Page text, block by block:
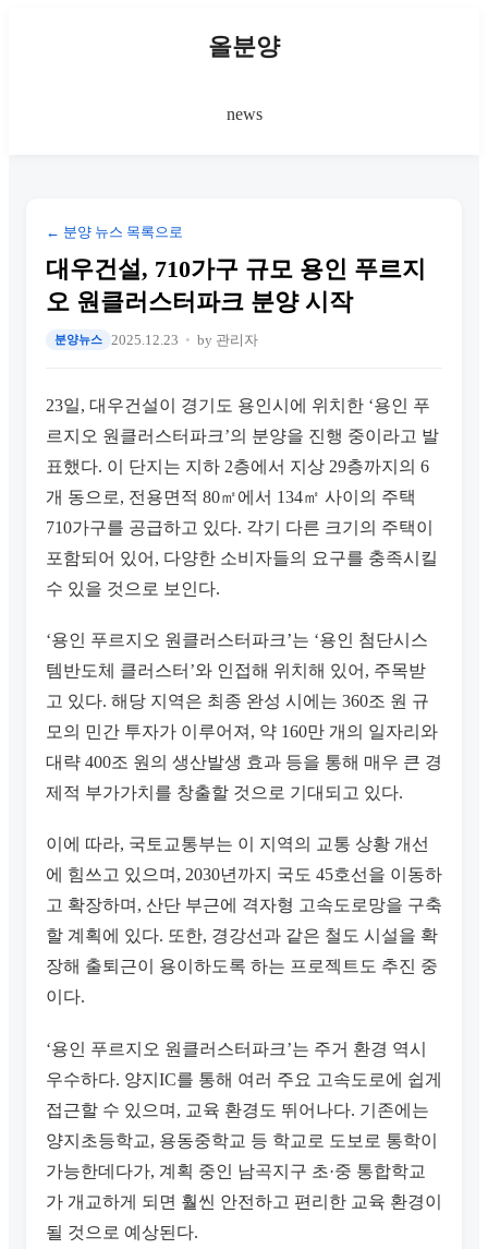
올분양
news
← 분양 뉴스 목록으로
대우건설, 710가구 규모 용인 푸르지
오 원클러스터파크 분양 시작
분양뉴스 2025.12.23 by 관리자
23일, 대우건설이 경기도 용인시에 위치한 ‘용인 푸
르지오 원클러스터파크’의 분양을 진행 중이라고 발
표했다. 이 단지는 지하 2층에서 지상 29층까지의 6
개 동으로, 전용면적 80㎡에서 134㎡ 사이의 주택
710가구를 공급하고 있다. 각기 다른 크기의 주택이
포함되어 있어, 다양한 소비자들의 요구를 충족시킬
수 있을 것으로 보인다.
‘용인 푸르지오 원클러스터파크’는 ‘용인 첨단시스
템반도체 클러스터’와 인접해 위치해 있어, 주목받
고 있다. 해당 지역은 최종 완성 시에는 360조 원 규
모의 민간 투자가 이루어져, 약 160만 개의 일자리와
대략 400조 원의 생산발생 효과 등을 통해 매우 큰 경
제적 부가가치를 창출할 것으로 기대되고 있다.
이에 따라, 국토교통부는 이 지역의 교통 상황 개선
에 힘쓰고 있으며, 2030년까지 국도 45호선을 이동하
고 확장하며, 산단 부근에 격자형 고속도로망을 구축
할 계획에 있다. 또한, 경강선과 같은 철도 시설을 확
장해 출퇴근이 용이하도록 하는 프로젝트도 추진 중
이다.
‘용인 푸르지오 원클러스터파크’는 주거 환경 역시
우수하다. 양지IC를 통해 여러 주요 고속도로에 쉽게
접근할 수 있으며, 교육 환경도 뛰어나다. 기존에는
양지초등학교, 용동중학교 등 학교로 도보로 통학이
가능한데다가, 계획 중인 남곡지구 초·중 통합학교
가 개교하게 되면 훨씬 안전하고 편리한 교육 환경이
될 것으로 예상된다.